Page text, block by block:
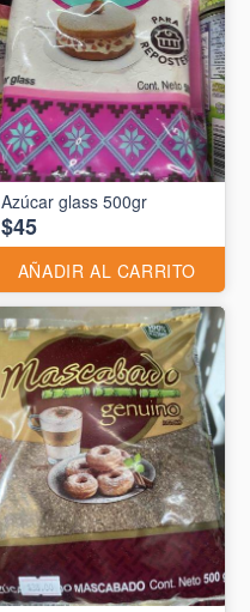
Azúcar glass 500gr
$45
AÑADIR AL CARRITO